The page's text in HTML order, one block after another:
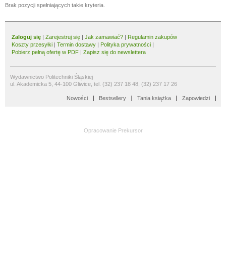
Brak pozycji spełniających takie kryteria.
Zaloguj się | Zarejestruj się | Jak zamawiać? | Regulamin zakupów
Koszty przesyłki | Termin dostawy | Polityka prywatności |
Pobierz pełną ofertę w PDF | Zapisz się do newslettera
Wydawnictwo Politechniki Śląskiej
ul. Akademicka 5, 44-100 Gliwice, tel. (32) 237 18 48, (32) 237 17 26
Nowości Bestsellery Tania książka Zapowiedzi
Opracowanie Prekursor